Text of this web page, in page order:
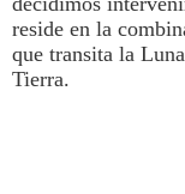
reside en la
que transita la Luna
Tierra.